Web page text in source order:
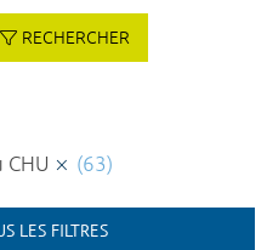
RECHERCHER
(63)
LES FILTRES